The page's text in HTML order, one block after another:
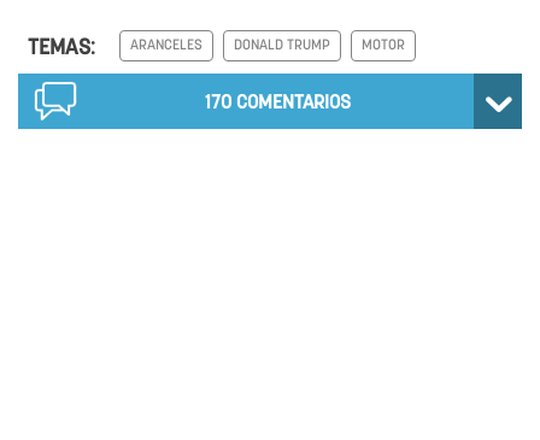
TEMAS: ARANCELES DONALD TRUMP MOTOR
170 COMENTARIOS